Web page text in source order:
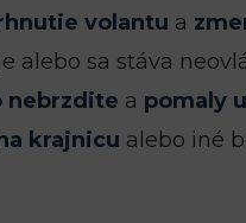
volantu a
alebo sa stáva
nebrzdite a pomaly
krajnicu alebo iné